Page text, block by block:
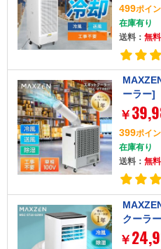
499ポイ
在庫有り
送料： 無料
ーラー]
￥
399ポイ
在庫有り
送料： 無料
クーラ
￥